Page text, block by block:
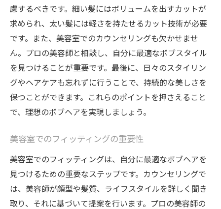
慮するべきです。細い髪にはボリュームを出すカットが
求められ、太い髪には軽さを持たせるカット技術が必要
です。また、美容室でのカウンセリングも欠かせませ
ん。プロの美容師と相談し、自分に最適なボブスタイル
を見つけることが重要です。最後に、日々のスタイリン
グやヘアケアも忘れずに行うことで、持続的な美しさを
保つことができます。これらのポイントを押さえること
で、理想のボブヘアを実現しましょう。
美容室でのフィッティングの重要性
美容室でのフィッティングは、自分に最適なボブヘアを
見つけるための重要なステップです。カウンセリングで
は、美容師が顔型や髪質、ライフスタイルを詳しく聞き
取り、それに基づいて提案を行います。プロの美容師の